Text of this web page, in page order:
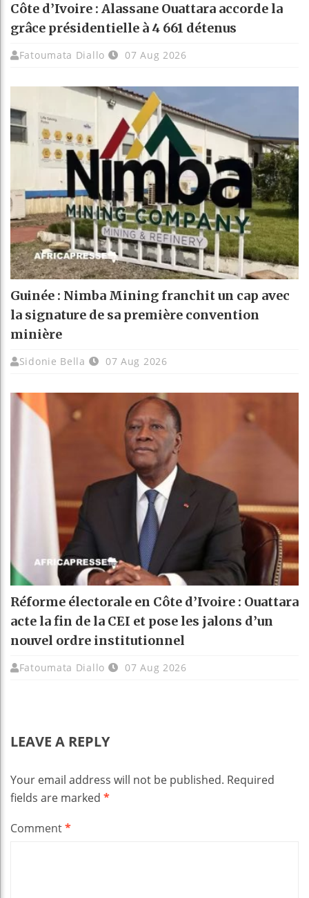
Côte d’Ivoire : Alassane Ouattara accorde la
grâce présidentielle à 4 661 détenus
Fatoumata Diallo 07 Aug 2026
Guinée : Nimba Mining franchit un cap avec
la signature de sa première convention
minière
Sidonie Bella 07 Aug 2026
Réforme électorale en Côte d’Ivoire : Ouattara
acte la fin de la CEI et pose les jalons d’un
nouvel ordre institutionnel
Fatoumata Diallo 07 Aug 2026
LEAVE A REPLY
Your email address will not be published. Required
fields are marked *
Comment*